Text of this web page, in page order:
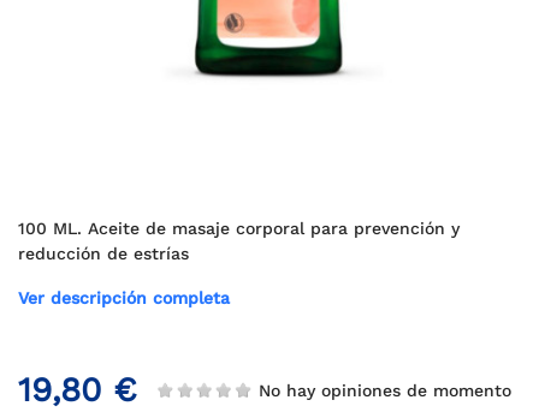
100 ML. Aceite de masaje corporal para prevención y
reducción de estrías
Ver descripción completa
19,80 € No hay opiniones de momento